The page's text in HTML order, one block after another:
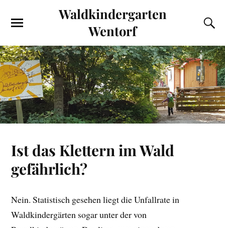
Waldkindergarten
Wentorf
Ist das Klettern im Wald
gefährlich?
Nein. Statistisch gesehen liegt die Unfallrate in
Waldkindergärten sogar unter der von